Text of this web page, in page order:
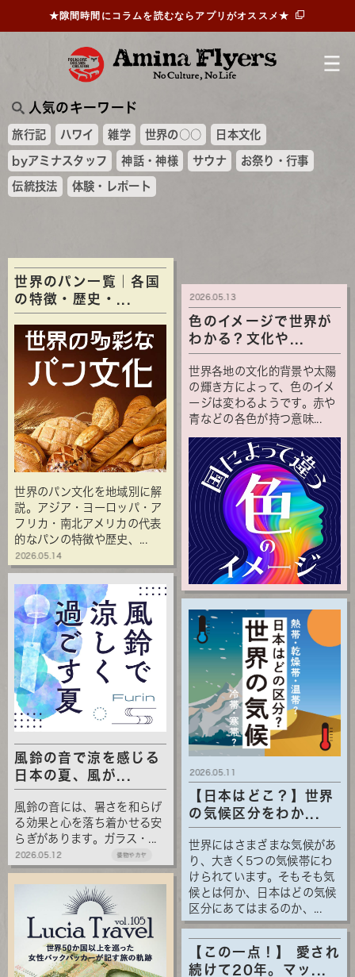
人気のキーワード
旅行記 ハワイ 雑学 世界の○○ 日本文化
byアミナスタッフ 神話・神様 サウナ お祭り・行事
伝統技法 体験・レポート
★隙間時間にコラムを読むならアプリがオススメ★
世界のパン一覧｜各国
の特徴・歴史・...
世界のパン文化を地域別に解
説。アジア・ヨーロッパ・ア
フリカ・南北アメリカの代表
的なパンの特徴や歴史、...
2026.05.14
色のイメージで世界が
わかる？文化や...
世界各地の文化的背景や太陽
の輝き方によって、色のイメ
ージは変わるようです。赤や
青などの各色が持つ意味...
2026.05.13
風鈴の音で涼を感じる
日本の夏、風が...
風鈴の音には、暑さを和らげ
る効果と心を落ち着かせる安
らぎがあります。ガラス・...
2026.05.12 倭物やカヤ
【日本はどこ？】世界
の気候区分をわか...
世界にはさまざまな気候があ
り、大きく5つの気候帯にわ
けられています。そもそも気
候とは何か、日本はどの気候
区分にあてはまるのか、...
2026.05.11
【この一点！】 愛され
続けて20年。マッ...